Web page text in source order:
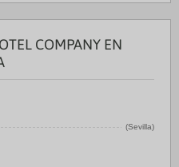
COMPANY EN
(Sevilla)